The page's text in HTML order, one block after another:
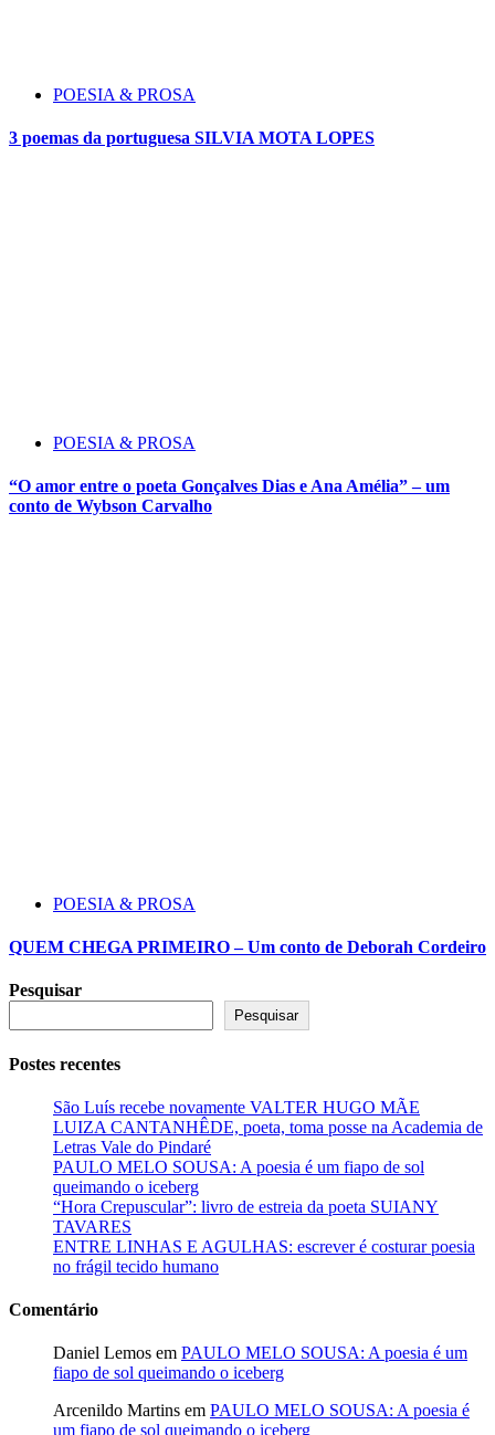
POESIA & PROSA
3 poemas da portuguesa SILVIA MOTA LOPES
POESIA & PROSA
“O amor entre o poeta Gonçalves Dias e Ana Amélia” – um
conto de Wybson Carvalho
POESIA & PROSA
QUEM CHEGA PRIMEIRO – Um conto de Deborah Cordeiro
Pesquisar
Pesquisar
Postes recentes
São Luís recebe novamente VALTER HUGO MÃE
LUIZA CANTANHÊDE, poeta, toma posse na Academia de
Letras Vale do Pindaré
PAULO MELO SOUSA: A poesia é um fiapo de sol
queimando o iceberg
“Hora Crepuscular”: livro de estreia da poeta SUIANY
TAVARES
ENTRE LINHAS E AGULHAS: escrever é costurar poesia
no frágil tecido humano
Comentário
Daniel Lemos em PAULO MELO SOUSA: A poesia é um
fiapo de sol queimando o iceberg
Arcenildo Martins em PAULO MELO SOUSA: A poesia é
um fiapo de sol queimando o iceberg